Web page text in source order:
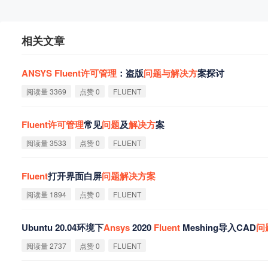
相关文章
ANSYS Fluent许可管理 ：盗版问题与解决方案探讨‌
阅读量 3369 点赞 0 FLUENT
Fluent许可管理常见问题及解决方案
阅读量 3533 点赞 0 FLUENT
Fluent打开界面白屏问题解决方案‌
阅读量 1894 点赞 0 FLUENT
‌Ubuntu 20.04环境下Ansys2020 Fluent Meshing导入CAD问
阅读量 2737 点赞 0 FLUENT